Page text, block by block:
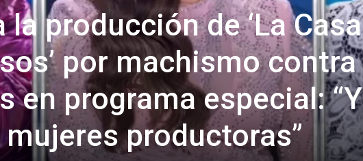
la producción de ‘La Casa
por machismo contra
en programa especial: “Y
productoras”